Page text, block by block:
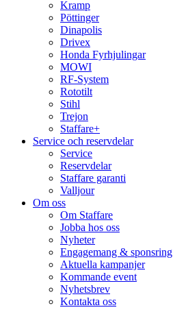
Kramp
Pöttinger
Dinapolis
Drivex
Honda Fyrhjulingar
MOWI
RF-System
Rototilt
Stihl
Trejon
Staffare+
Service och reservdelar
Service
Reservdelar
Staffare garanti
Valljour
Om oss
Om Staffare
Jobba hos oss
Nyheter
Engagemang & sponsring
Aktuella kampanjer
Kommande event
Nyhetsbrev
Kontakta oss